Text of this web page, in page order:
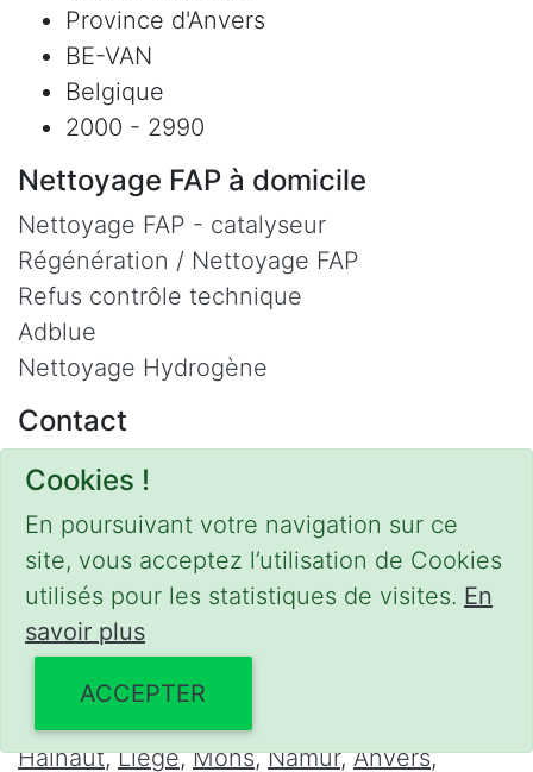
Cookies !
En poursuivant votre navigation sur ce
site, vous acceptez l’utilisation de Cookies
utilisés pour les statistiques de visites. En
savoir plus
ACCEPTER
Province d'Anvers
BE-VAN
Belgique
2000 - 2990
Nettoyage FAP à domicile
Nettoyage FAP - catalyseur
Régénération / Nettoyage FAP
Refus contrôle technique
Adblue
Nettoyage Hydrogène
Contact
Phone :
0475 47 20 19
Email :
mobilii@tcontact.me
Décalaminage & Régénération FAP à
domicile
Interventions urgentes sur la Belgique dans
les régions suivantes :
Bruxelles
Brabant Wallon
Hainaut,Liège,Mons,Namur,Anvers,